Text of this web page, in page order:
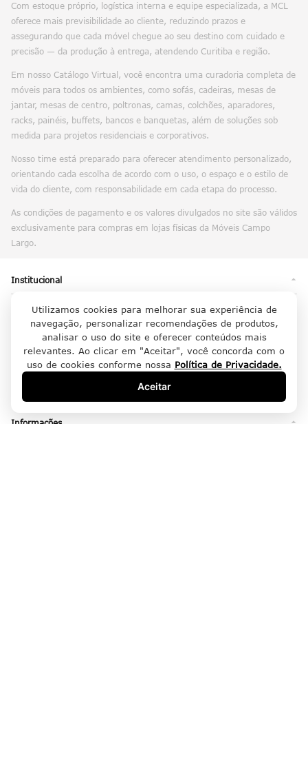
Utilizamos cookies para melhorar sua experiência de
navegação, personalizar recomendações de produtos,
analisar o uso do site e oferecer conteúdos mais
relevantes. Ao clicar em "Aceitar", você concorda com o
uso de cookies conforme nossa Política de Privacidade.
Aceitar
Com estoque próprio, logística interna e equipe especializada, a MCL
oferece mais previsibilidade ao cliente, reduzindo prazos e
assegurando que cada móvel chegue ao seu destino com cuidado e
precisão — da produção à entrega, atendendo Curitiba e região.
Em nosso Catálogo Virtual, você encontra uma curadoria completa de
móveis para todos os ambientes, como sofás, cadeiras, mesas de
jantar, mesas de centro, poltronas, camas, colchões, aparadores,
racks, painéis, buffets, bancos e banquetas, além de soluções sob
medida para projetos residenciais e corporativos.
Nosso time está preparado para oferecer atendimento personalizado,
orientando cada escolha de acordo com o uso, o espaço e o estilo de
vida do cliente, com responsabilidade em cada etapa do processo.
As condições de pagamento e os valores divulgados no site são válidos
exclusivamente para compras em lojas físicas da Móveis Campo
Largo.
Institucional
Sobre Nós
Trabalhe Conosco
Política de Privacidade
Confiável
Informações